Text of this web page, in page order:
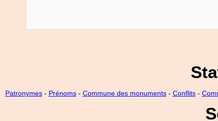
Patronymes- Prénoms- Commune des monuments- Conflits-